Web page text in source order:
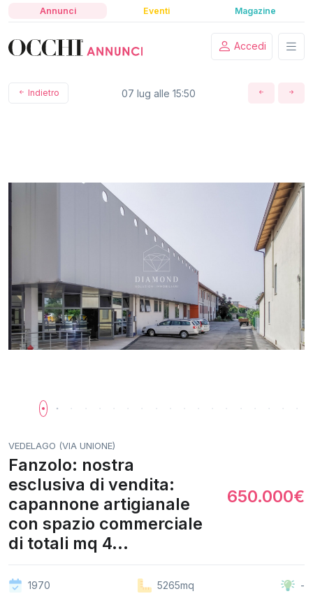
Annunci Eventi Magazine
Accedi
Indietro 07 lug alle 15:50
VEDELAGO (VIA UNIONE)
Fanzolo: nostra
esclusiva di vendita:
capannone artigianale
con spazio commerciale
di totali mq 4...
650.000€
1970 5265mq -